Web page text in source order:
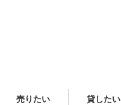
売りたい 貸したい